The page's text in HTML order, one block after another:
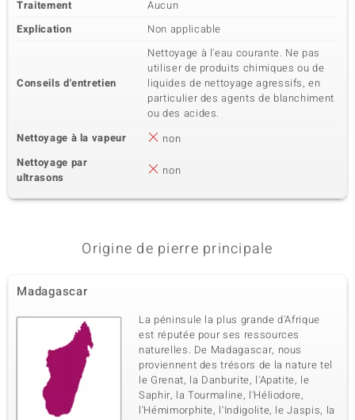
Traitement
Aucun
Explication
Non applicable
Conseils d'entretien
Nettoyage à l'eau courante. Ne pas
utiliser de produits chimiques ou de
liquides de nettoyage agressifs, en
particulier des agents de blanchiment
ou des acides.
Nettoyage à la vapeur
non
Nettoyage par
ultrasons
non
Origine de pierre principale
Madagascar
La péninsule la plus grande d'Afrique
est réputée pour ses ressources
naturelles. De Madagascar, nous
proviennent des trésors de la nature tel
le Grenat, la Danburite, l'Apatite, le
Saphir, la Tourmaline, l'Héliodore,
l'Hémimorphite, l'Indigolite, le Jaspis, la